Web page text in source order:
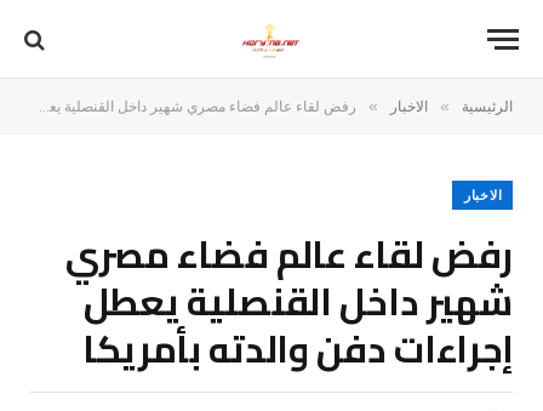
الرئيسية » الاخبار » رفض لقاء عالم فضاء مصري شهير داخل القنصلية يعطل إجراءات دفن والدته بأمريكا
الاخبار
رفض لقاء عالم فضاء مصري
شهير داخل القنصلية يعطل
إجراءات دفن والدته بأمريكا